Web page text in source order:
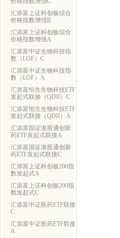
汇添富上证科创板综合
价格指数增强B
汇添富上证科创板综合
价格指数增强A
汇添富中证生物科技指
数（LOF）C
汇添富中证生物科技指
数（LOF）A
汇添富恒生生物科技ETF
发起式联接（QDII）C
汇添富恒生生物科技ETF
发起式联接（QDII）A
汇添富国证港股通创新
药ETF发起式联接A
汇添富国证港股通创新
药ETF发起式联接C
汇添富上证科创板200指
数发起式A
汇添富上证科创板200指
数发起式C
汇添富中证医药ETF联接
C
汇添富中证医药ETF联接
A